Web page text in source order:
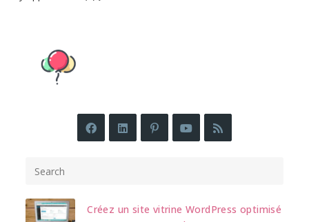
Créez un site vitrine WordPress optimisé